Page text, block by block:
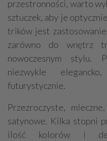
przestronności, warto
sztuczek, aby je
trików jest zastosowanie
zarówno do wnętrz
nowoczesnym stylu.
niezwykle
futurystycznie.
Przezroczyste,
satynowe. Kilka stopni
ilość kolorów i